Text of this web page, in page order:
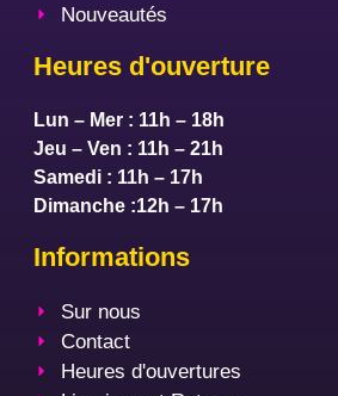
Nouveautés
Heures d'ouverture
Lun – Mer : 11h – 18h
Jeu – Ven : 11h – 21h
Samedi : 11h – 17h
Dimanche :12h – 17h
Informations
Sur nous
Contact
Heures d'ouvertures